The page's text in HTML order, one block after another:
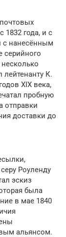
1832 года, и с
с нанесённым
К.
XIX века,
пробную
отправки
доставки до
Роуленду
эскиз
была
в мае 1840
альянсом.